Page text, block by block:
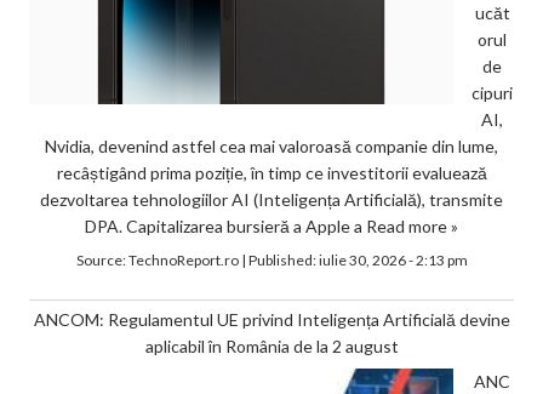
ucăt
orul
de
cipuri
AI,
Nvidia, devenind astfel cea mai valoroasă companie din lume,
recâștigând prima poziție, în timp ce investitorii evaluează
dezvoltarea tehnologiilor AI (Inteligența Artificială), transmite
DPA. Capitalizarea bursieră a Apple a Read more »
Source:TechnoReport.ro| Published:iulie 30, 2026 - 2:13 pm
ANCOM: Regulamentul UE privind Inteligența Artificială devine
aplicabil în România de la 2 august
ANC